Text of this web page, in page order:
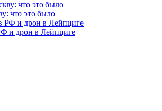
что это было
и дрон в Лейпциге